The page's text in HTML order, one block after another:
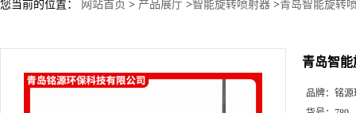
您当前的位置： 网站首页 > 产品展厅 >智能旋转喷射器 >青岛智能旋转
青岛智
品牌： 铭源